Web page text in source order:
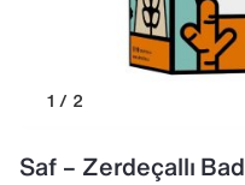
1 / 2
Saf – Zerdeçallı